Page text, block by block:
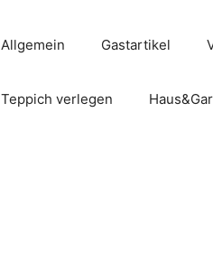
Allgemein Gastartikel
Teppich verlegen